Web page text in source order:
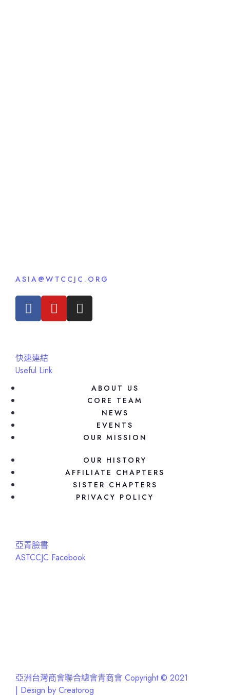
ASIA@WTCCJC.ORG
快速連結
Useful Link
ABOUT US
CORE TEAM
NEWS
EVENTS
OUR MISSION
OUR HISTORY
AFFILIATE CHAPTERS
SISTER CHAPTERS
PRIVACY POLICY
亞青臉書
ASTCCJC Facebook
亞洲台灣商會聯合總會青商會 Copyright © 2021
| Design by Creatorog